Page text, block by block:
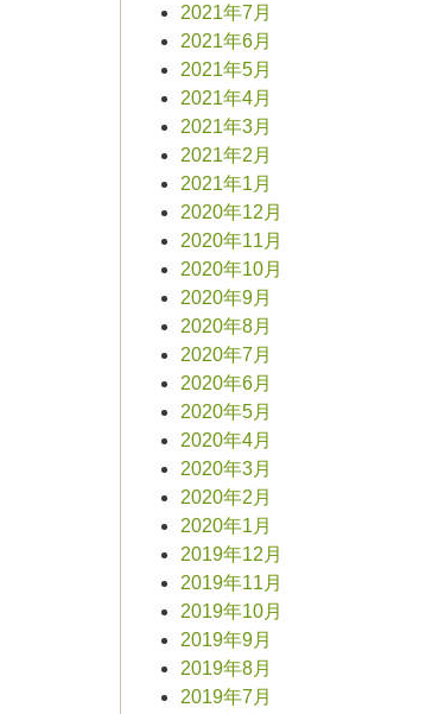
2021年7月
2021年6月
2021年5月
2021年4月
2021年3月
2021年2月
2021年1月
2020年12月
2020年11月
2020年10月
2020年9月
2020年8月
2020年7月
2020年6月
2020年5月
2020年4月
2020年3月
2020年2月
2020年1月
2019年12月
2019年11月
2019年10月
2019年9月
2019年8月
2019年7月